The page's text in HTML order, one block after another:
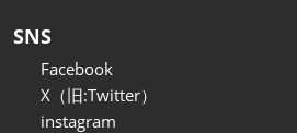
SNS
Facebook
X（旧:Twitter）
instagram